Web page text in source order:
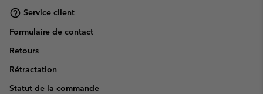
Service client
Formulaire de contact
Retours
Rétractation
Statut de la commande